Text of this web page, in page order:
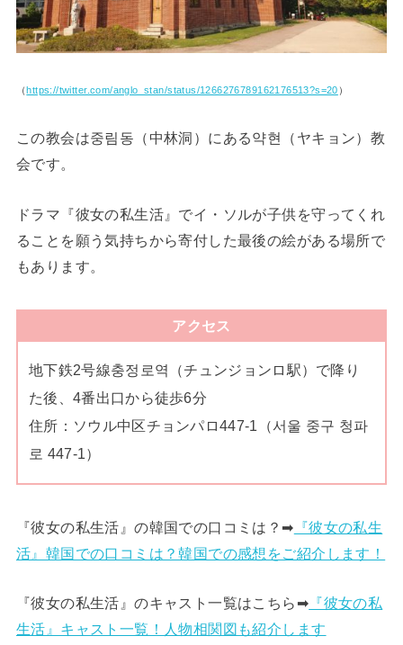
（https://twitter.com/anglo_stan/status/1266276789162176513?s=20 ）
この教会は중림동（中林洞）にある약현（ヤキョン）教
会です。
ドラマ『彼女の私生活』でイ・ソルが子供を守ってくれ
ることを願う気持ちから寄付した最後の絵がある場所で
もあります。
アクセス
地下鉄2号線충정로역（チュンジョンロ駅）で降り
た後、4番出口から徒歩6分
住所：ソウル中区チョンパロ447-1（서울 중구 청파
로 447-1）
『彼女の私生活』の韓国での口コミは？➡︎ 『彼女の私生
活』韓国での口コミは？韓国での感想をご紹介します！
『彼女の私生活』のキャスト一覧はこちら➡︎ 『彼女の私
生活』キャスト一覧！人物相関図も紹介します